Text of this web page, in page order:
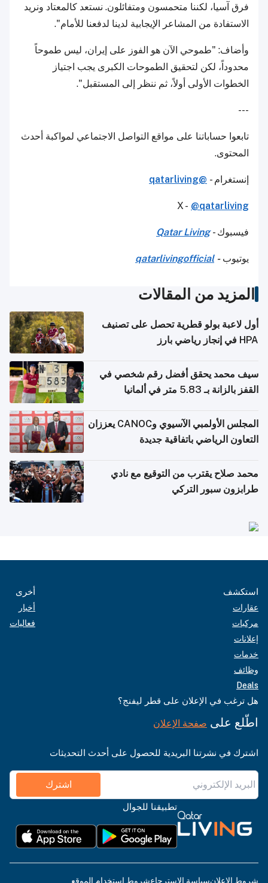
فرق آسيا، لكننا متحمسون ومتفائلون. نستعد كالمعتاد ونريد
الاستفادة من المشاعر الإيجابية لدينا لدفعنا للأمام".
وأضاف: "طموحي الآن هو الفوز على إيران، ليس طموحاً
محدوداً، لكن لتحقيق الطموحات الكبرى يجب اجتياز
الخطوات الأولى أولاً، ثم ننظر إلى المستقبل".
---
تابعوا حساباتنا على مواقع التواصل الاجتماعي لمواكبة أحدث
المحتوى.
إنستغرام - @qatarliving
X - @qatarliving
فيسبوك -Qatar Living
يوتيوب-
qatarlivingofficial
المزيد من المقالات
أول لاعبة بولو قطرية تحصل على تصنيف
HPA في إنجاز رياضي بارز
سيف محمد يحقق أفضل رقم شخصي في
القفز بالزانة بـ 5.83 متر في ألمانيا
المجلس الأولمبي الآسيوي وCANOC يعززان
التعاون الرياضي باتفاقية جديدة
محمد صلاح يقترب من التوقيع مع نادي
طرابزون سبور التركي
استكشف
عقارات
مركبات
إعلانات
خدمات
وظائف
Deals
أخرى
أخبار
فعاليات
هل ترغب في الإعلان على قطر ليفنج؟
اطّلع على صفحة الإعلان
اشترك في نشرتنا البريدية للحصول على أحدث التحديثات
اشترك
تطبيقنا للجوال
شروط الإعلانسياسة الاسترجاعشروط استخدام الموقع